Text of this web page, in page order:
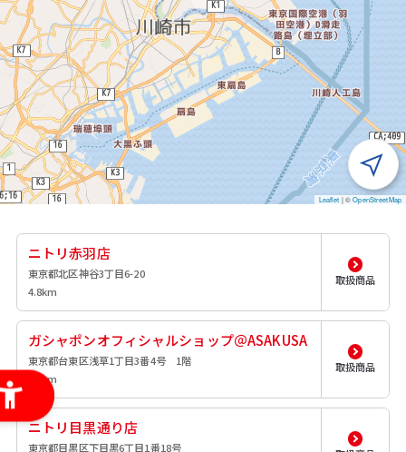
Leaflet |©OpenStreetMap
ニトリ赤羽店
東京都北区神谷3丁目6-20
4.8km
取扱商品
ガシャポンオフィシャルショップ＠ASAKUSA
東京都台東区浅草1丁目3番4号 1階
7.1km
取扱商品
ニトリ目黒通り店
東京都目黒区下目黒6丁目1番18号